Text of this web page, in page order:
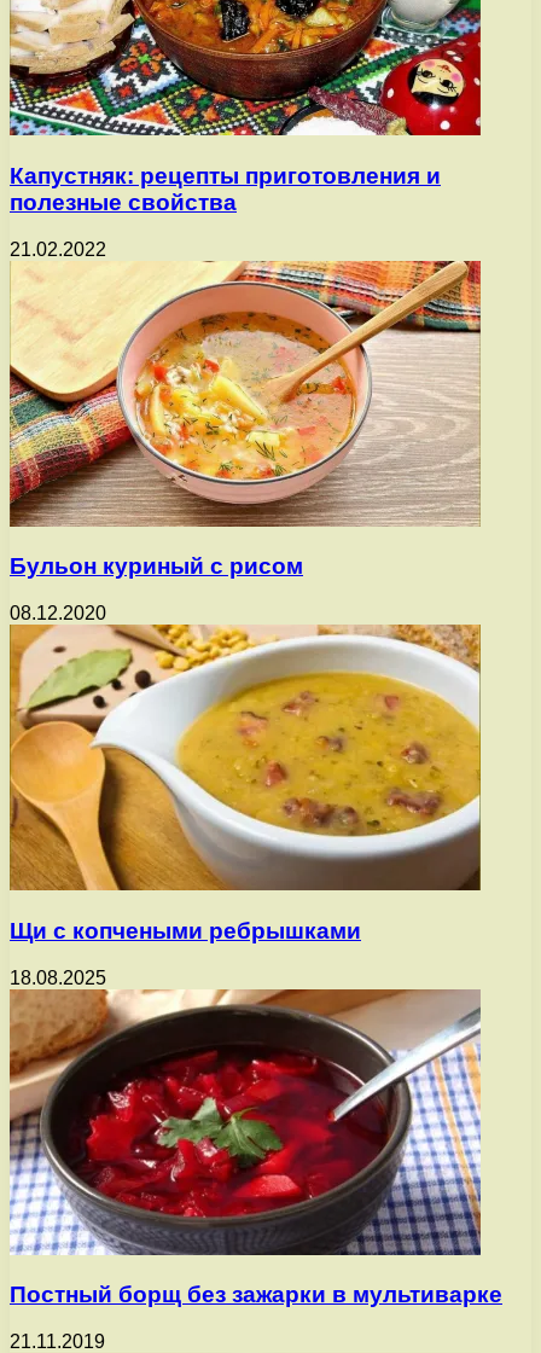
Капустняк: рецепты приготовления и
полезные свойства
21.02.2022
Бульон куриный с рисом
08.12.2020
Щи с копчеными ребрышками
18.08.2025
Постный борщ без зажарки в мультиварке
21.11.2019